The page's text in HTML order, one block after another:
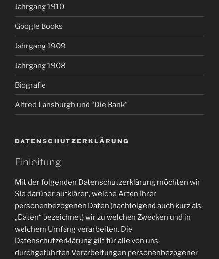
Jahrgang 1910
Google Books
Jahrgang 1909
Jahrgang 1908
Biografie
Alfred Lansburgh und “Die Bank”
DATENSCHUTZERKLÄRUNG
Einleitung
Mit der folgenden Datenschutzerklärung möchten wir
Sie darüber aufklären, welche Arten Ihrer
personenbezogenen Daten (nachfolgend auch kurz als
„Daten“ bezeichnet) wir zu welchen Zwecken und in
welchem Umfang verarbeiten. Die
Datenschutzerklärung gilt für alle von uns
durchgeführten Verarbeitungen personenbezogener